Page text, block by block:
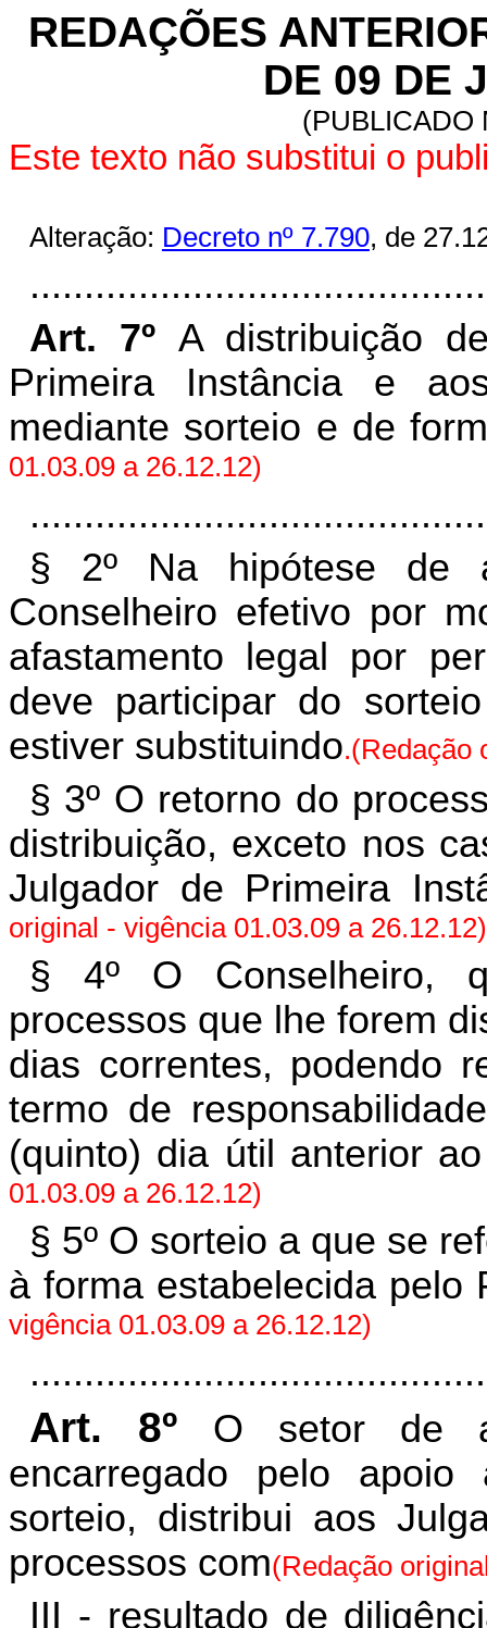
REDAÇÕES
DE 09 DE
(PUBLICADO
Este texto não substitui o
Alteração: Decreto nº 7.790, de
Art. 7º A distribuição
Primeira Instância e
mediante sorteio e de
01.03.09 a 26.12.12)
§ 2º Na hipótese de
Conselheiro efetivo por
afastamento legal por
deve participar do
estiver substituindo.(Redação
§ 3º O retorno do
distribuição, exceto nos
Julgador de Primeira
original - vigência 01.03.09 a 26.12.12)
§ 4º O Conselheiro,
processos que lhe forem
dias correntes, podendo
termo de
(quinto) dia útil anterior
01.03.09 a 26.12.12)
§ 5º O sorteio a que se
à forma estabelecida pelo
vigência 01.03.09 a 26.12.12)
Art. 8º O setor de
encarregado pelo apoio
sorteio, distribui aos
processos com(Redação
III - resultado de